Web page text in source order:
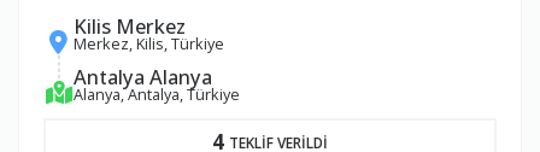
Kilis Merkez
Merkez, Kilis, Türkiye
Antalya Alanya
Alanya, Antalya, Türkiye
4 TEKLİF VERİLDİ